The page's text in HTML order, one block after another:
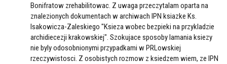
Bonifratow zrehabilitowac. Z uwaga przeczytalam oparta na
znalezionych dokumentach w archiwach IPN ksiazke Ks.
Isakowicza-Zaleskiego "Ksieza wobec bezpieki na przykladzie
archidiecezji krakowskiej". Szokujace sposoby lamania ksiezy
nie byly odosobnionymi przypadkami w PRLowskiej
rzeczywistosci. Z osobistych rozmow z ksiedzem wiem, ze IPN